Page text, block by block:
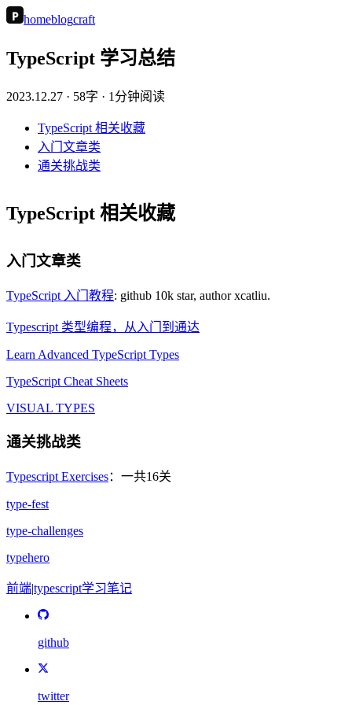
P homeblogcraft
TypeScript 学习总结
2023.12.27 · 58字 · 1分钟阅读
TypeScript 相关收藏
入门文章类
通关挑战类
TypeScript 相关收藏
入门文章类
TypeScript 入门教程: github 10k star, author xcatliu.
Typescript 类型编程，从入门到通达
Learn Advanced TypeScript Types
TypeScript Cheat Sheets
VISUAL TYPES
通关挑战类
Typescript Exercises：一共16关
type-fest
type-challenges
typehero
前端|typescript学习笔记
github
twitter